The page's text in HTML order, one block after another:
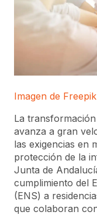
Imagen de Freepik
La
avanza a gran
las exigencias en
protección de la
Junta de
cumplimiento del
(ENS) a
que colaboran